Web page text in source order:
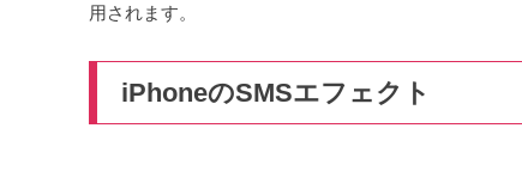
用されます。
iPhoneのSMSエフェクト